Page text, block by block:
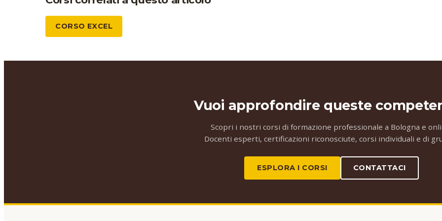
CORSO EXCEL
Vuoi approfondire queste
Scopri i nostri corsi di formazione professionale a Bologna e
Docenti esperti, certificazioni riconosciute, corsi individuali e di
ESPLORA I CORSI CONTATTACI